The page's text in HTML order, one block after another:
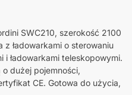
SWC210, szerokość 2100
ładowarkami o sterowaniu
i ładowarkami teleskopowymi.
dużej pojemności,
CE. Gotowa do użycia,